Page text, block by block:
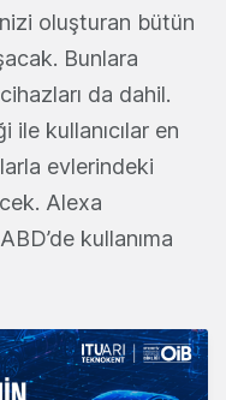
oluşturan bütün
Bunlara
cihazları da dahil.
ile kullanıcılar en
evlerindeki
Alexa
kullanıma